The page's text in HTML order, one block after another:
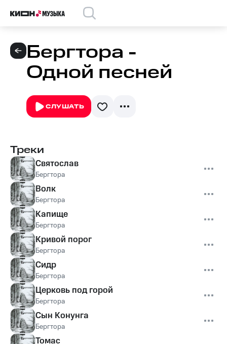
Бергтора -
Одной песней
СЛУШАТЬ
Треки
Святослав
Бергтора
Волк
Бергтора
Капище
Бергтора
Кривой порог
Бергтора
Сидр
Бергтора
Церковь под горой
Бергтора
Сын Конунга
Бергтора
Томас